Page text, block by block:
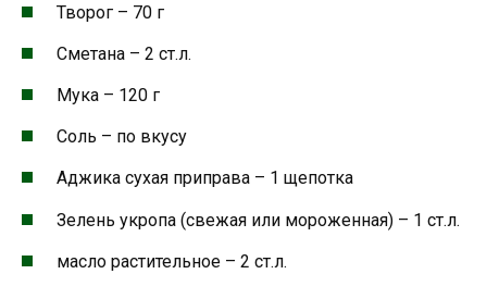
Творог – 70 г
Сметана – 2 ст.л.
Мука – 120 г
Соль – по вкусу
Аджика сухая приправа – 1 щепотка
Зелень укропа (свежая или мороженная) – 1 ст.л.
масло растительное – 2 ст.л.